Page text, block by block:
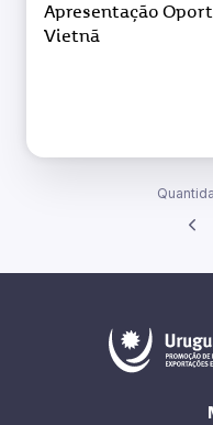
Apresentação
Vietnã